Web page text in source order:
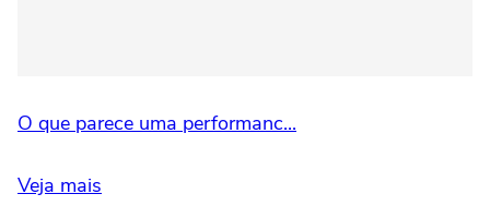
O que parece uma performanc...
Veja mais